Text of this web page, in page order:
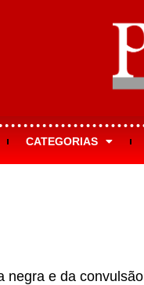
CATEGORIAS
negra e da convulsão